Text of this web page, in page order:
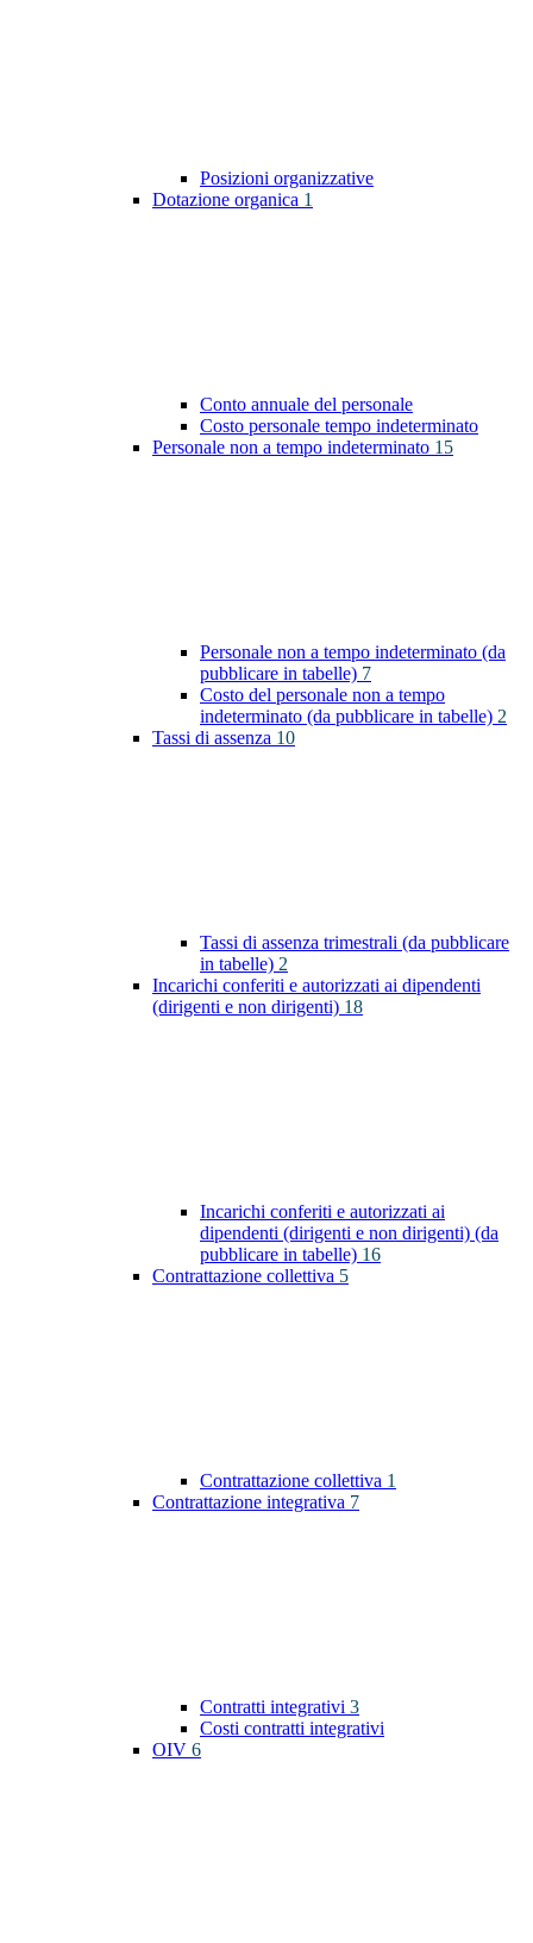
Posizioni organizzative
Dotazione organica 1
Conto annuale del personale
Costo personale tempo indeterminato
Personale non a tempo indeterminato 15
Personale non a tempo indeterminato (da
pubblicare in tabelle) 7
Costo del personale non a tempo
indeterminato (da pubblicare in tabelle) 2
Tassi di assenza 10
Tassi di assenza trimestrali (da pubblicare
in tabelle) 2
Incarichi conferiti e autorizzati ai dipendenti
(dirigenti e non dirigenti) 18
Incarichi conferiti e autorizzati ai
dipendenti (dirigenti e non dirigenti) (da
pubblicare in tabelle) 16
Contrattazione collettiva 5
Contrattazione collettiva 1
Contrattazione integrativa 7
Contratti integrativi 3
Costi contratti integrativi
OIV 6